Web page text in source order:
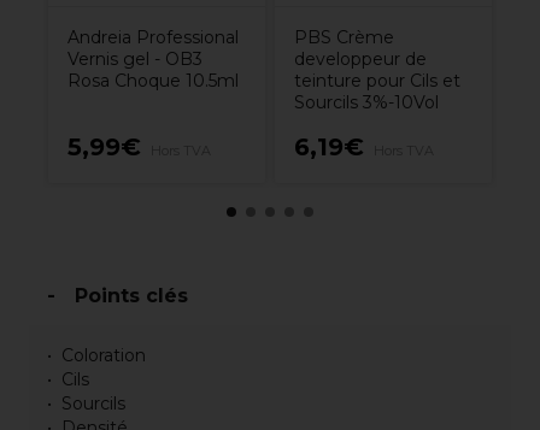
Andreia Professional
Vernis gel - OB3
Rosa Choque 10.5ml
5,99€
PBS Crème
developpeur de
teinture pour Cils et
Sourcils 3%-10Vol
6,19€
Points clés
Coloration
Cils
Sourcils